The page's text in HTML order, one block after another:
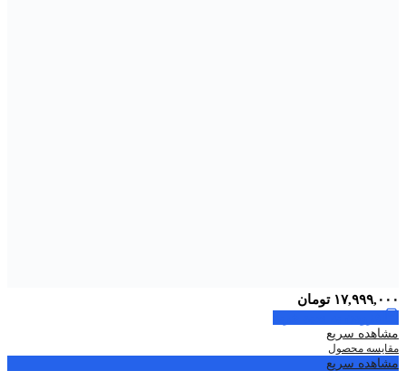
۱۷,۹۹۹,۰۰۰ تومان
مشاهده سریع
مقایسه محصول
مشاهده سریع